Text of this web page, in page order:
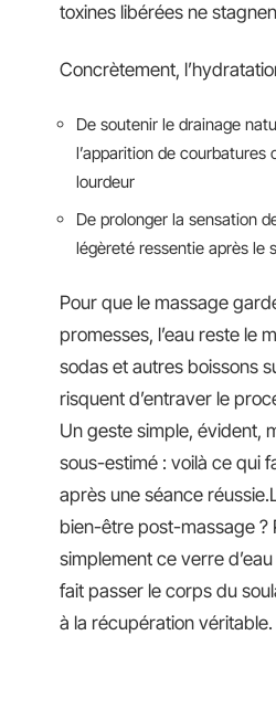
toxines libérées ne
Concrètement,
De soutenir le drainage
l’apparition de courbatures
lourdeur
De prolonger la sensation
légèreté ressentie après le
Pour que le massage
promesses, l’eau reste le
sodas et autres boissons
risquent d’entraver le
Un geste simple, évident,
sous-estimé : voilà ce qui
après une séance
bien-être post-massage ?
simplement ce verre
fait passer le corps du
à la récupération véritable.